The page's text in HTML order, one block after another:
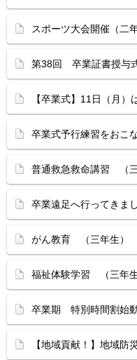
スポーツ大会開催（二
第38回 卒業証書授
【卒業式】11日（月）
卒業式予行練習をお
普通救急救命講習 （
卒業遠足へ行ってき
がん教育 （三年生）
福祉体験学習 （三年
卒業期 特別時間割始
【地域貢献！】地域